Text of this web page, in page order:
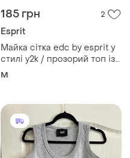
185 грн 2
Esprit
Майка сітка edc by esprit у
стилі y2k / прозорий топ із
заходом/розмір m
M